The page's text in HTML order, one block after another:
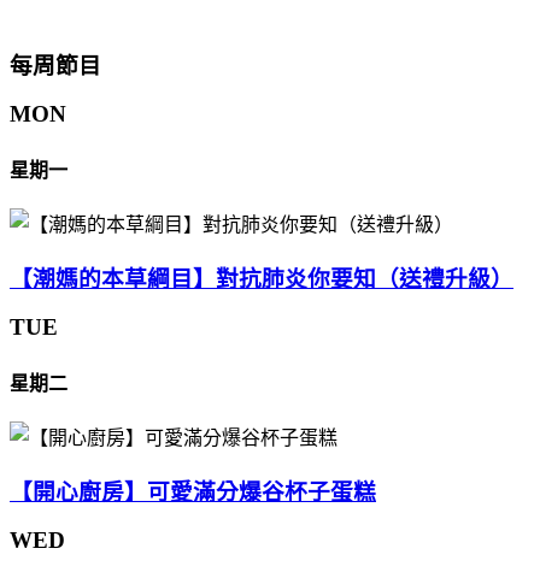
每周節目
MON
星期一
【潮媽的本草綱目】對抗肺炎你要知（送禮升級）
TUE
星期二
【開心廚房】可愛滿分爆谷杯子蛋糕
WED